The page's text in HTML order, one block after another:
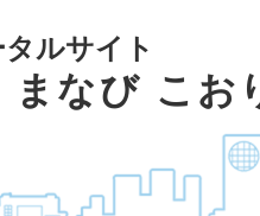
ルサイト
まなび こお